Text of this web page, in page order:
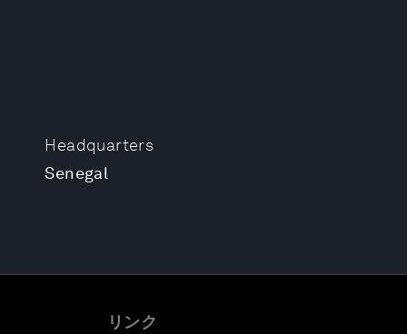
Headquarters
Senegal
リンク